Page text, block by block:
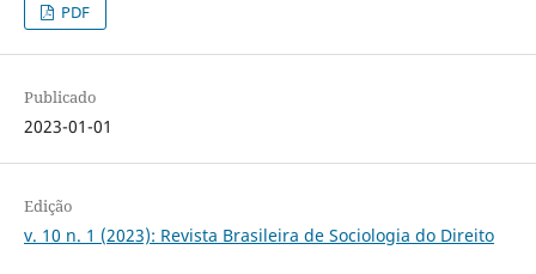
PDF
Publicado
2023-01-01
Edição
v. 10 n. 1 (2023): Revista Brasileira de Sociologia do Direito